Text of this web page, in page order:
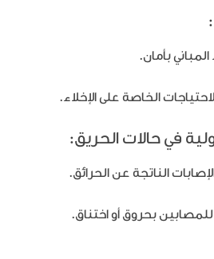
بأمان.
الخاصة على الإخلاء.
في حالات الحريق:
الناتجة عن الحرائق.
بحروق أو اختناق.